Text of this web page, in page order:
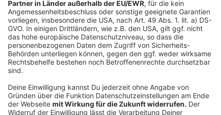
Zeitdruck, schlechtem Wetter oder Bequemlichkeit
weiterhin auf das Auto zurück. "Viele Eltern wissen,
dass sie mit dem Elterntaxi die Situation vor den
Schulen verschärfen, ändern aber nichts daran", so
Müther.
Anzeige
Initiativen für mehr Sicherheit